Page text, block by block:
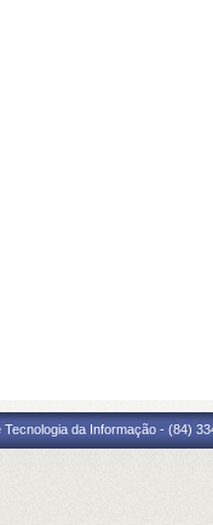
Tecnologia da Informação - (84)